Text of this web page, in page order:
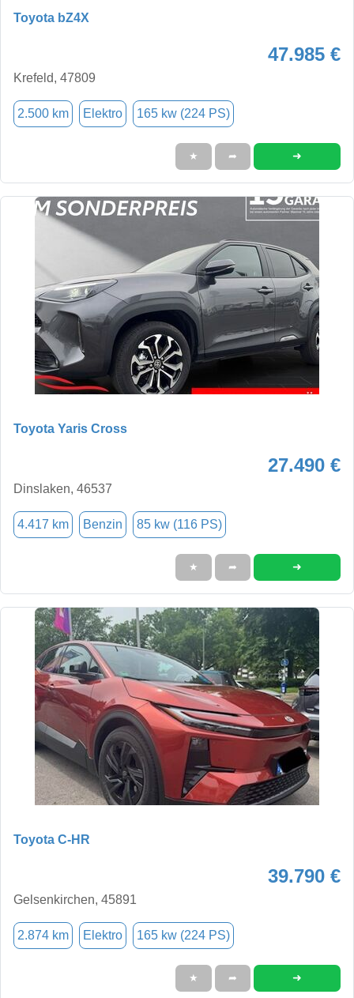
Toyota bZ4X
47.985 €
Krefeld, 47809
2.500 km Elektro 165 kw (224 PS)
★ ➦ ➜
Toyota Yaris Cross
27.490 €
Dinslaken, 46537
4.417 km Benzin 85 kw (116 PS)
★ ➦ ➜
Toyota C-HR
39.790 €
Gelsenkirchen, 45891
2.874 km Elektro 165 kw (224 PS)
★ ➦ ➜